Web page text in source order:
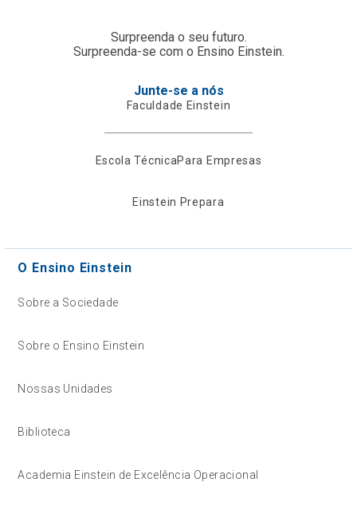
Surpreenda o seu futuro.
Surpreenda-se com o Ensino Einstein.
Junte-se a nós
Faculdade Einstein
Escola TécnicaPara Empresas
Einstein Prepara
O Ensino Einstein
Sobre a Sociedade
Sobre o Ensino Einstein
Nossas Unidades
Biblioteca
Academia Einstein de Excelência Operacional